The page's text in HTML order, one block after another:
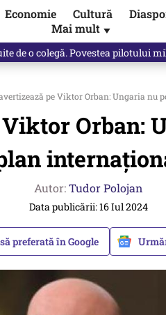
Economie Cultură
Mai mult ▼
de o colegă. Povestea pilotului
pe Viktor Orban: Ungaria nu
Orban:
Autor:Tudor Polojan
Data publicării: 16 Iul 2024
preferată în Google